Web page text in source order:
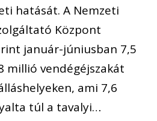
hatását. A Nemzeti
Központ
január-júniusban 7,5
millió vendégéjszakát
ami 7,6
túl a tavalyi…